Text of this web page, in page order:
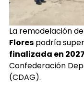
La remodelación
Florespodría
finalizada en 2027
Confederación
(CDAG).